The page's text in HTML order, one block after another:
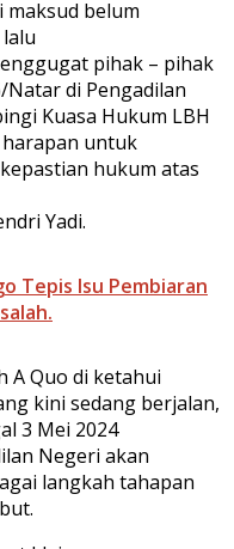
maksud belum
pihak – pihak
di Pengadilan
Kuasa Hukum LBH
harapan untuk
hukum atas
Yadi.
Tepis Isu Pembiaran
A Quo di ketahui
kini sedang berjalan,
3 Mei 2024
Negeri akan
langkah tahapan